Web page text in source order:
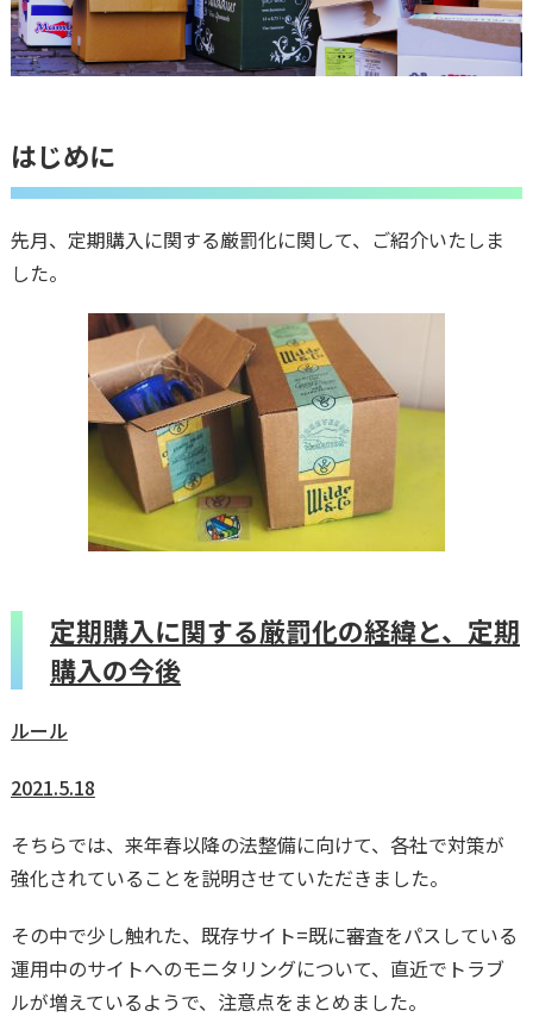
はじめに
先月、定期購入に関する厳罰化に関して、ご紹介いたしま
した。
定期購入に関する厳罰化の経緯と、定期
購入の今後
ルール
2021.5.18
そちらでは、来年春以降の法整備に向けて、各社で対策が
強化されていることを説明させていただきました。
その中で少し触れた、既存サイト=既に審査をパスしている
運用中のサイトへのモニタリングについて、直近でトラブ
ルが増えているようで、注意点をまとめました。